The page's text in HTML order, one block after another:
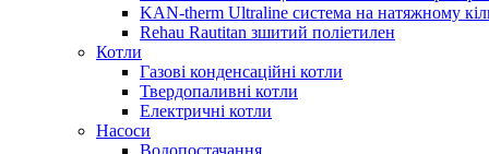
KAN-therm Ultraline система на натяжному
Rehau Rautitan зшитий поліетилен
Котли
Газові конденсаційні котли
Твердопаливні котли
Електричні котли
Насоси
Водопостачання